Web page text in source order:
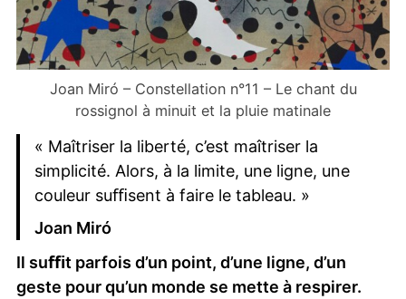
Joan Miró – Constellation n°11 – Le chant du
rossignol à minuit et la pluie matinale
« Maîtriser la liberté, c’est maîtriser la
simplicité. Alors, à la limite, une ligne, une
couleur suﬃsent à faire le tableau. »
Joan Miró
Il suﬃt parfois d’un point, d’une ligne, d’un
geste pour qu’un monde se mette à respirer.